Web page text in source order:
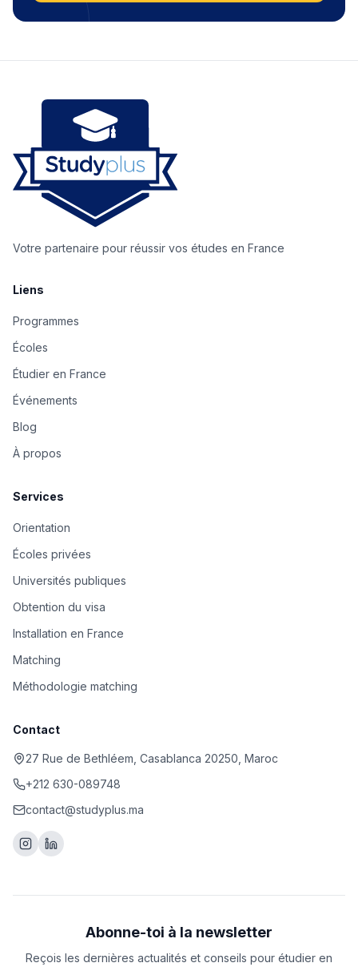
Votre partenaire pour réussir vos études en France
Liens
Programmes
Écoles
Étudier en France
Événements
Blog
À propos
Services
Orientation
Écoles privées
Universités publiques
Obtention du visa
Installation en France
Matching
Méthodologie matching
Contact
27 Rue de Bethléem, Casablanca 20250, Maroc
+212 630-089748
contact@studyplus.ma
Abonne-toi à la newsletter
Reçois les dernières actualités et conseils pour étudier en